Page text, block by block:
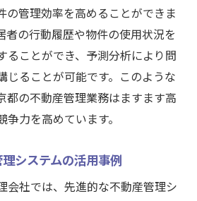
データで市場動向を把握する
が融合する管理業務の進化
る効率化で得る競争優位性
ステムで東京都の課題を解決
おける問題解決の鍵となる技
の管理効率を高めることができま
者の行動履歴や物件の使用状況を
ることができ、予測分析により問
じることが可能です。このような
都の不動産管理業務はますます高
力を高めています。
システムの活用事例
会社では、先進的な不動産管理シ